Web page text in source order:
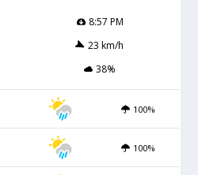
8:57 PM
23 km/h
38%
100%
100%